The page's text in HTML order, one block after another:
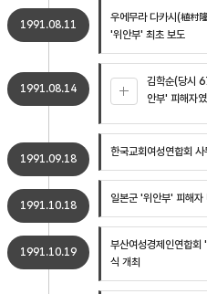
1991.08.11
우에무라 다카시(植村
'위안부' 최초 보도
1991.08.14
김학순(당시
안부' 피해자
1991.09.18
한국교회여성연합회
1991.10.18
일본군 '위안부' 피해자
1991.10.19
부산여성경제인연합회
식 개최